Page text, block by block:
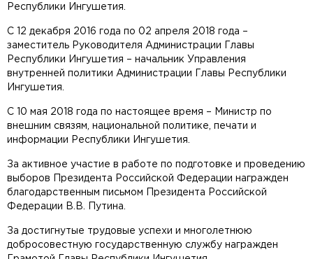
Республики Ингушетия.
С 12 декабря 2016 года по 02 апреля 2018 года –
заместитель Руководителя Администрации Главы
Республики Ингушетия – начальник Управления
внутренней политики Администрации Главы Республики
Ингушетия.
С 10 мая 2018 года по настоящее время – Министр по
внешним связям, национальной политике, печати и
информации Республики Ингушетия.
За активное участие в работе по подготовке и проведению
выборов Президента Российской Федерации награжден
благодарственным письмом Президента Российской
Федерации В.В. Путина.
За достигнутые трудовые успехи и многолетнюю
добросовестную государственную службу награжден